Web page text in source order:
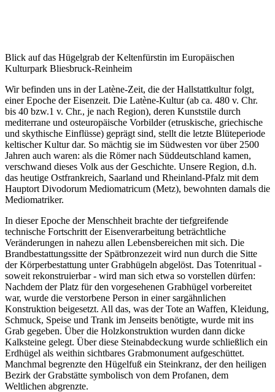
Blick auf das Hügelgrab der Keltenfürstin im Europäischen
Kulturpark Bliesbruck-Reinheim
Wir befinden uns in der Latène-Zeit, die der Hallstattkultur folgt,
einer Epoche der Eisenzeit. Die Latène-Kultur (ab ca. 480 v. Chr.
bis 40 bzw.1 v. Chr., je nach Region), deren Kunststile durch
mediterrane und osteuropäische Vorbilder (etruskische, griechische
und skythische Einflüsse) geprägt sind, stellt die letzte Blüteperiode
keltischer Kultur dar. So mächtig sie im Südwesten vor über 2500
Jahren auch waren: als die Römer nach Süddeutschland kamen,
verschwand dieses Volk aus der Geschichte. Unsere Region, d.h.
das heutige Ostfrankreich, Saarland und Rheinland-Pfalz mit dem
Hauptort Divodorum Mediomatricum (Metz), bewohnten damals die
Mediomatriker.
In dieser Epoche der Menschheit brachte der tiefgreifende
technische Fortschritt der Eisenverarbeitung beträchtliche
Veränderungen in nahezu allen Lebensbereichen mit sich. Die
Brandbestattungssitte der Spätbronzezeit wird nun durch die Sitte
der Körperbestattung unter Grabhügeln abgelöst. Das Totenritual -
soweit rekonstruierbar - wird man sich etwa so vorstellen dürfen:
Nachdem der Platz für den vorgesehenen Grabhügel vorbereitet
war, wurde die verstorbene Person in einer sargähnlichen
Konstruktion beigesetzt. All das, was der Tote an Waffen, Kleidung,
Schmuck, Speise und Trank im Jenseits benötigte, wurde mit ins
Grab gegeben. Über die Holzkonstruktion wurden dann dicke
Kalksteine gelegt. Über diese Steinabdeckung wurde schließlich ein
Erdhügel als weithin sichtbares Grabmonument aufgeschüttet.
Manchmal begrenzte den Hügelfuß ein Steinkranz, der den heiligen
Bezirk der Grabstätte symbolisch von dem Profanen, dem
Weltlichen abgrenzte.